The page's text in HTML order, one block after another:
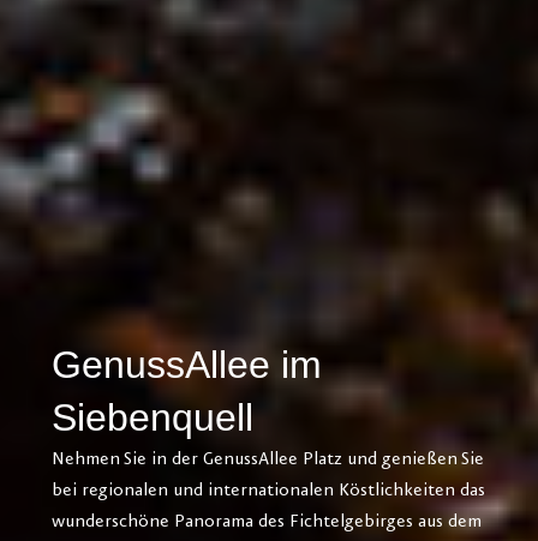
GenussAllee im
Siebenquell
Nehmen Sie in der GenussAllee Platz und genießen Sie
bei regionalen und internationalen Köstlichkeiten das
wunderschöne Panorama des Fichtelgebirges aus dem